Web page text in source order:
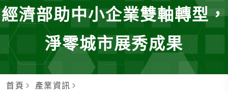
經濟部助中小企業雙軸轉型，
淨零城市展秀成果
首頁
產業資訊